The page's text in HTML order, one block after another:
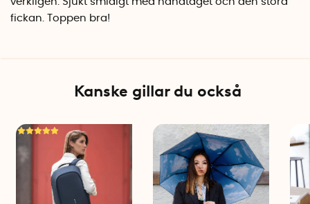
Det vattentäta laptopfodralet från Matador blev 2022 utsett
av Amerikanska Outside Magazine till bästa accessoaren för
Material: Vattenavstötande nylon, polyester
Endast handtvätt
Längd: 33 cm
Bredd: 26 cm
Djup: 1 cm
Vattentät: IPX6
fickan. Toppen bra!
Kanske gillar du också